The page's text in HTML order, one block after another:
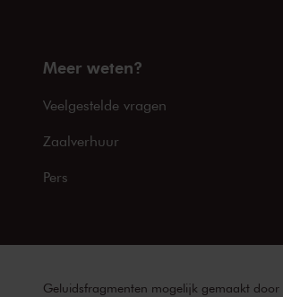
Meer weten?
Veelgestelde vragen
Zaalverhuur
Pers
Geluidsfragmenten mogelijk gemaakt door